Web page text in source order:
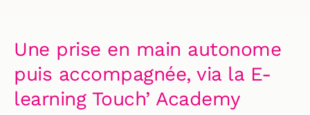
Une prise en main autonome
puis accompagnée, via la E-
learning Touch’ Academy